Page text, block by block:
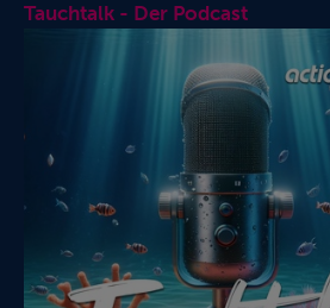
Tauchtalk - Der Podcast